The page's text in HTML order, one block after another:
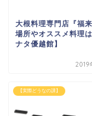
大根料理専門店『福
場所やオススメ料理
ナタ優越館】
2019
【実際どうなの課】